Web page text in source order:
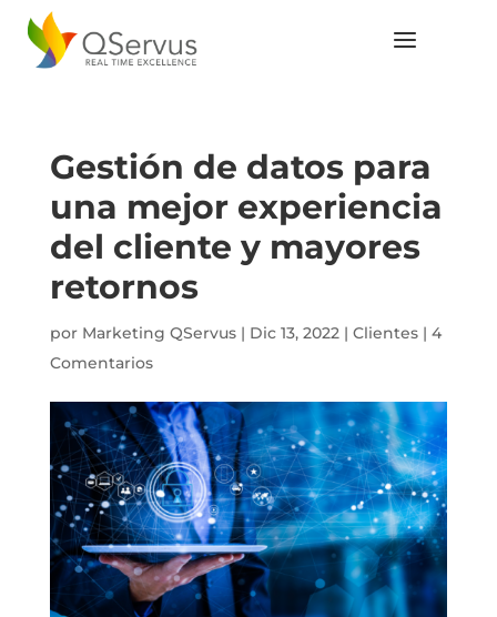
Gestión de datos para
una mejor experiencia
del cliente y mayores
retornos
por Marketing QServus| Dic 13, 2022| Clientes| 4
Comentarios